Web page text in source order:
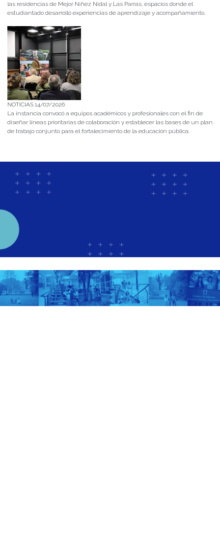
las residencias de Mejor Niñez Nidal y Las Parras, espacios donde el
estudiantado desarrolló experiencias de aprendizaje y acompañamiento.
NOTICIAS 14/07/2026
La instancia convocó a equipos académicos y profesionales con el fin de
diseñar líneas prioritarias de colaboración y establecer las bases de un plan
de trabajo conjunto para el fortalecimiento de la educación pública.